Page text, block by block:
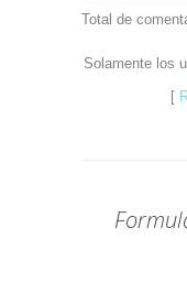
Total de
Solamente los
[